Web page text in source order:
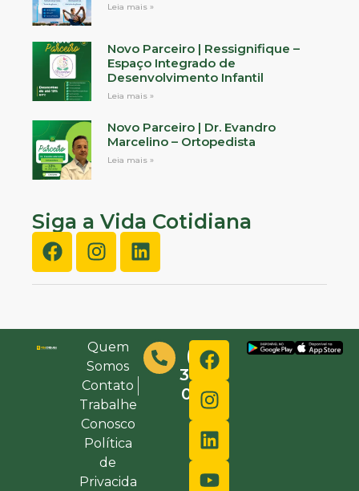
Leia mais »
Novo Parceiro | Ressignifique –
Espaço Integrado de
Desenvolvimento Infantil
Leia mais »
Novo Parceiro | Dr. Evandro
Marcelino – Ortopedista
Leia mais »
Siga a Vida Cotidiana
Quem
Somos
Contato
Trabalhe
Conosco
Política
de
Privacida
(48)
3632-
0000